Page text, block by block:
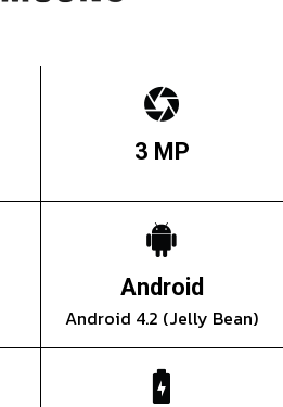
3 MP
Android
Android 4.2 (Jelly Bean)